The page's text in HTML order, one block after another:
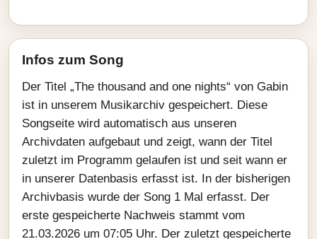
Infos zum Song
Der Titel „The thousand and one nights“ von Gabin
ist in unserem Musikarchiv gespeichert. Diese
Songseite wird automatisch aus unseren
Archivdaten aufgebaut und zeigt, wann der Titel
zuletzt im Programm gelaufen ist und seit wann er
in unserer Datenbasis erfasst ist. In der bisherigen
Archivbasis wurde der Song 1 Mal erfasst. Der
erste gespeicherte Nachweis stammt vom
21.03.2026 um 07:05 Uhr. Der zuletzt gespeicherte